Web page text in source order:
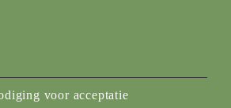
voor acceptatie